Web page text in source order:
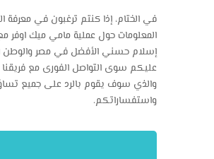
في الختام، إذا كنتم ترغبون في معرفة
المعلومات حول عملية مامي ميك اوفر
إسلام حسني الأفضل في مصر والوطن
عليكم سوى التواصل الفورى مع فريقنا
والذي سوف يقوم بالرد على جميع
واستفساراتكم.